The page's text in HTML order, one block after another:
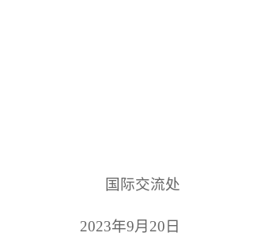
国际交流处
2023年9月20日